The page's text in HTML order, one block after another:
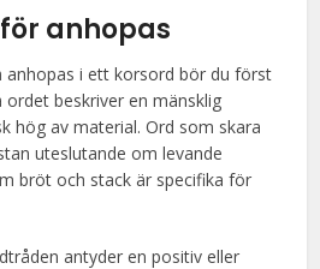
anhopas
anhopas i ett korsord bör du först
beskriver en mänsklig
hög av material. Ord som skara
uteslutande om levande
bröt och stack är specifika för
antyder en positiv eller